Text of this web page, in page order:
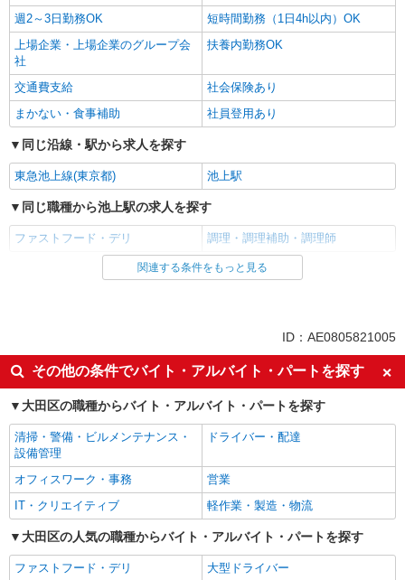
週2～3日勤務OK
短時間勤務（1日4h以内）OK
上場企業・上場企業のグループ会
社
扶養内勤務OK
交通費支給
社会保険あり
まかない・食事補助
社員登用あり
同じ沿線・駅から求人を探す
東急池上線(東京都) 池上駅
同じ職種から池上駅の求人を探す
ファストフード・デリ 調理・調理補助・調理師
同じ雇用形態から池上駅の求人を探す
未経験歓迎
高校生OK
フリーター歓迎
ミドル（40代～）活躍中
エルダー（50代～）活躍中
シニア（60代～）活躍中
ボーナス・賞与あり
昇給あり
週2～3日勤務OK
短時間勤務（1日4h以内）OK
上場企業・上場企業のグループ会
社
扶養内勤務OK
交通費支給
社会保険あり
まかない・食事補助
社員登用あり
関連する条件をもっと見る
ID：AE0805821005
その他の条件でバイト・アルバイト・パートを探す
大田区の職種からバイト・アルバイト・パートを探す
清掃・警備・ビルメンテナンス・
設備管理
ドライバー・配達
オフィスワーク・事務
営業
IT・クリエイティブ
軽作業・製造・物流
大田区の人気の職種からバイト・アルバイト・パートを探す
ファストフード・デリ
大型ドライバー